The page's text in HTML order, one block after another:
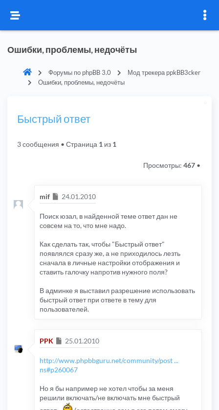
Ошибки, проблемы, недочёты
Форумы по phpBB 3.0
Мод трекера ppkBB3cker
Ошибки, проблемы, недочёты
Быстрый ответ
3 сообщения • Страница 1 из 1
Просмотры: 467 •
mif Сообщение
24.01.2010
Поиск юзал, в найденной теме ответ дан не
совсем на то, что мне надо.
Как сделать так, чтобы "Быстрый ответ"
появлялся сразу же, а не приходилось лезть
сначала в личные настройки отображения и
ставить галочку напротив нужного поля?
В админке я выставил разрешение использовать
быстрый ответ при ответе в тему для
пользователей.
PPK Сообщение
25.01.2010
http://www.phpbbguru.net/community/post ...
ns#p260067
Но я бы например не хотел чтобы за меня
решили включать/не включать мне быстрый